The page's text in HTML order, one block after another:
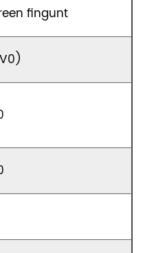
fingunt